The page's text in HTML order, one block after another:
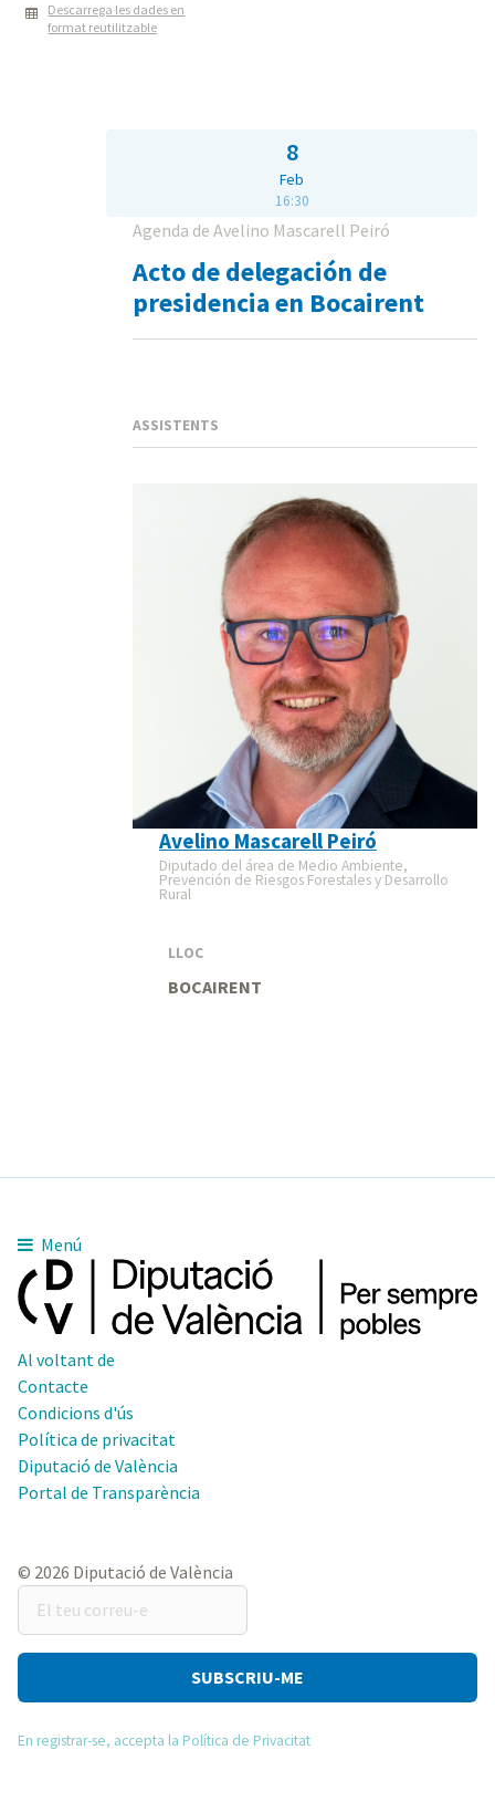
Descarrega les dades en
format reutilitzable
8
Feb
16:30
Agenda de Avelino Mascarell Peiró
Acto de delegación de
presidencia en Bocairent
ASSISTENTS
Avelino Mascarell Peiró
Diputado del área de Medio Ambiente,
Prevención de Riesgos Forestales y Desarrollo
Rural
LLOC
BOCAIRENT
Menú
Al voltant de
Contacte
Condicions d'ús
Política de privacitat
Diputació de València
Portal de Transparència
© 2026 Diputació de València
El
teu
correu-
En registrar-se, accepta la Política de Privacitat